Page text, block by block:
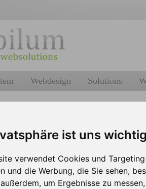
ist uns
verwendet Cookies und
und die Werbung, die Sie sehen,
um Ergebnisse zu
Webdesign Solutions
für
Teilzeit